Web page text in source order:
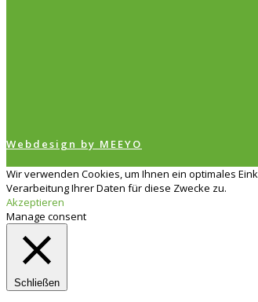
Webdesign by MEEYO
Wir verwenden Cookies, um Ihnen ein optimales
Verarbeitung Ihrer Daten für diese Zwecke zu.
Akzeptieren
Manage consent
Schließen